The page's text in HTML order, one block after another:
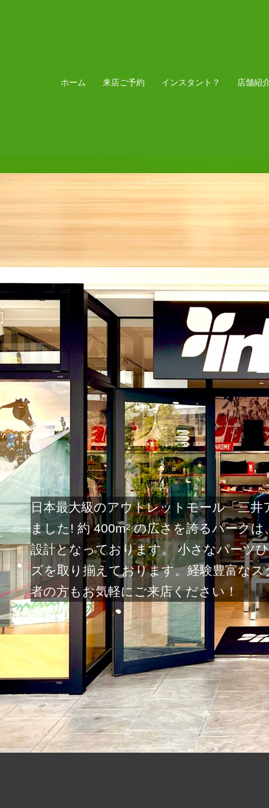
ホーム 来店ご予約 インスタント？ 店舗紹
日本最大級のアウトレットモール「三
ました! 約 400m² の広さを誇るパーク
設計となっております。 小さなパーツ
ズを取り揃えております。経験豊富な
者の方もお気軽にご来店ください！